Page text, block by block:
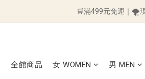
🛒滿499元免運｜🌪️
🛒滿499元免運｜🌪️
全館商品 女 WOMEN 男 MEN